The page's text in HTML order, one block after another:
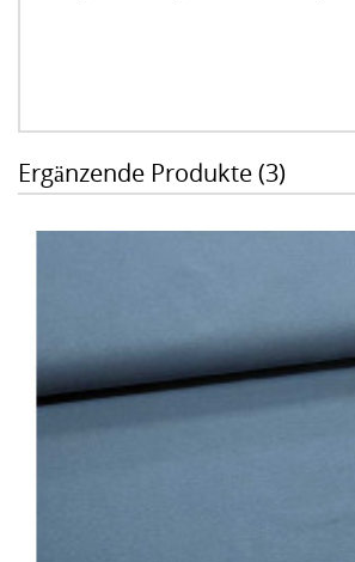
Ergänzende Produkte (3)